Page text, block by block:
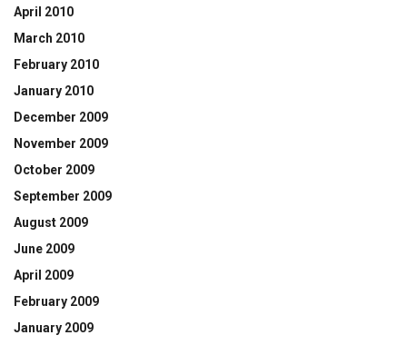
April 2010
March 2010
February 2010
January 2010
December 2009
November 2009
October 2009
September 2009
August 2009
June 2009
April 2009
February 2009
January 2009